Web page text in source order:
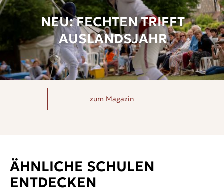
NEU: FECHTEN TRIFFT
AUSLANDSJAHR
zum Magazin
ÄHNLICHE SCHULEN
ENTDECKEN